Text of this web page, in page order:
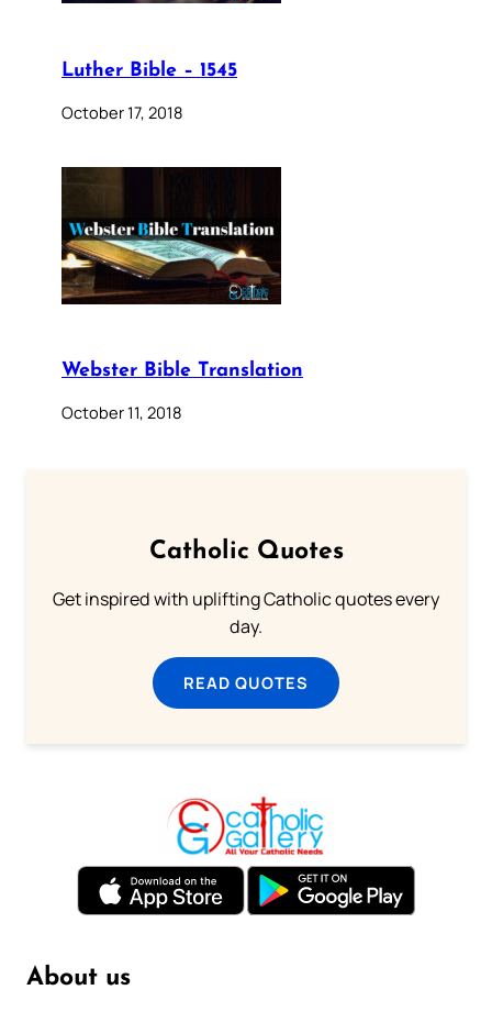
Luther Bible – 1545
October 17, 2018
Webster Bible Translation
October 11, 2018
Catholic Quotes
Get inspired with uplifting Catholic quotes every
day.
READ QUOTES
About us